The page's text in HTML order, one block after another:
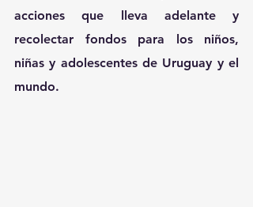
acciones que lleva adelante y
recolectar fondos para los niños,
niñas y adolescentes de Uruguay y el
mundo.